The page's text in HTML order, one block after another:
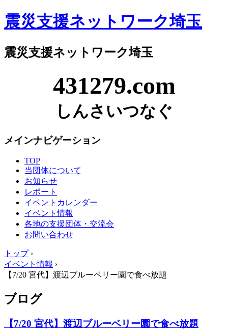
震災支援ネットワーク埼玉
震災支援ネットワーク埼玉
431279.com
しんさいつなぐ
メインナビゲーション
TOP
当団体について
お知らせ
レポート
イベントカレンダー
イベント情報
各地の支援団体・交流会
お問い合わせ
トップ ›
イベント情報 ›
【7/20 宮代】渡辺ブルーベリー園で食べ放題
ブログ
【7/20 宮代】渡辺ブルーベリー園で食べ放題